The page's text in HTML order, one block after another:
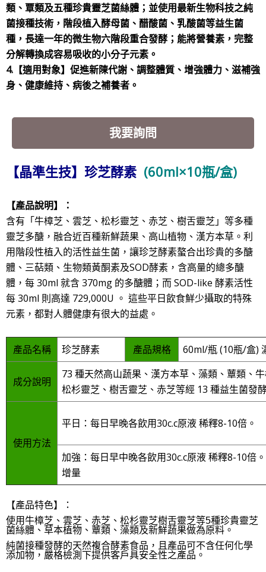
類、覃類及五種珍貴靈芝菌絲體；並使用最新生物科技之純
菌接種技術，階段植入酵母菌、醋酸菌、乳酸菌等益生菌
種，長達一年的微生物六階段重合發酵；能將營養素，完整
分解轉換成容易吸收的小分子元素。
4.【適用對象】促進新陳代謝、調整體質、增強體力、滋補強
身、健康維持、病後之補養者。
我要詢問
【晶準生技】珍芝酵素 (60ml×10瓶/盒)
【產品說明】：
含有 「牛樟芝、雲芝、松杉靈芝、赤芝、樹舌靈芝」 等多種
靈芝多醣，融合近百種新鮮蔬果、高山植物、漢方本草。利
用階段性植入的活性益生菌，讓珍芝酵素螯合出珍貴的多醣
體、三萜類、生物類黃酮素及SOD酵素，含高量的總多醣
體， 每 30ml 就含 370mg 的多醣體；而 SOD-like 酵素活性
每 30ml 則高達 729,000U 。 這些平日飲食鮮少攝取的特殊
元素，都對人體健康有很大的益處。
產品名稱 珍芝酵素 產品規格 60ml/瓶 (10瓶/盒)
成分說明
73 種天然高山蔬果、漢方本草、藻類、蕈類、
松杉靈芝、樹舌靈芝、赤芝等經 13 種益生菌發
使用方法
平日：每日早晚各飲用30c.c原液 稀釋8-10倍。
加強：每日早中晚各飲用30c.c原液 稀釋8-10倍
增量
【產品特色】：
使用牛樟芝、雲芝、赤芝、松杉靈芝樹舌靈芝等5種珍貴靈芝
菌絲體、草本植物、蕈類、藻類及新鮮蔬果做為原料。
純菌接種發酵的天然複合酵素食品，且產品可不含任何化學
添加物，嚴格檢測下提供客戶具安全性之產品。